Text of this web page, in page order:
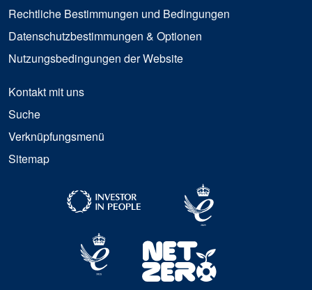
Rechtliche Bestimmungen und Bedingungen
Datenschutzbestimmungen & Optionen
Nutzungsbedingungen der Website
Kontakt mit uns
Suche
Verknüpfungsmenü
Sitemap